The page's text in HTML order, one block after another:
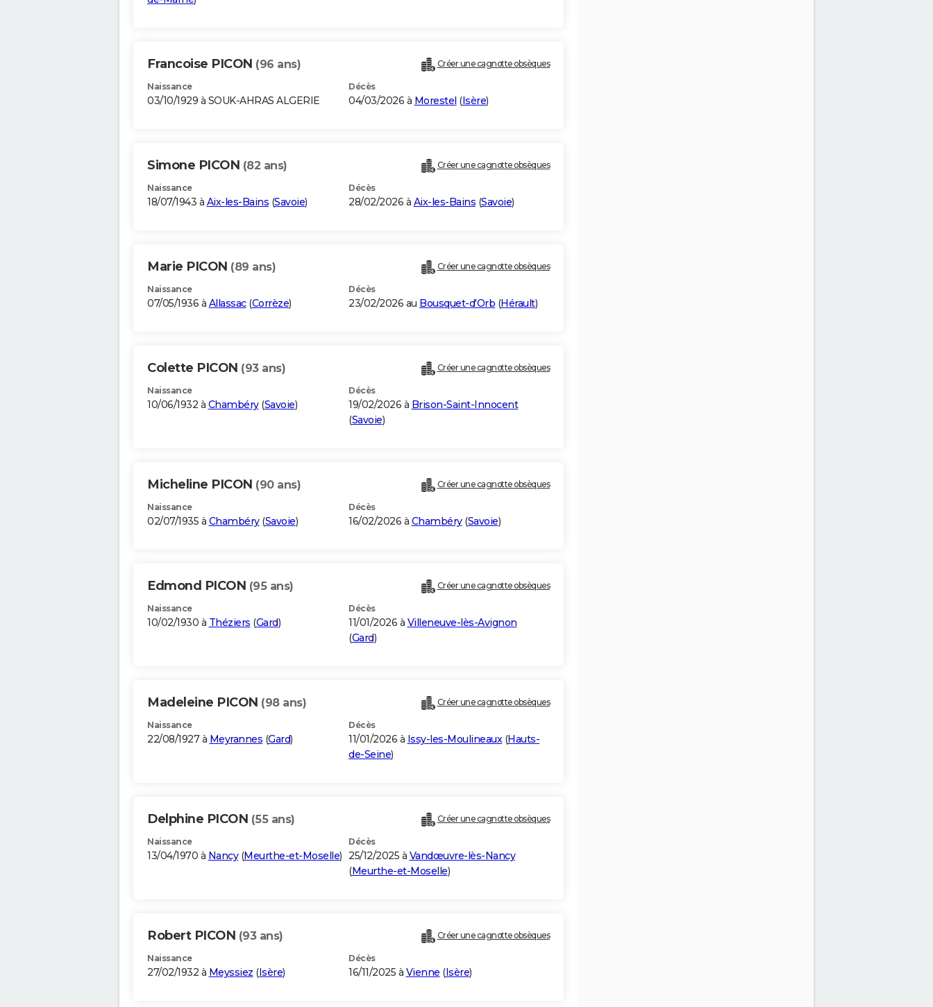
Francoise PICON (96 ans) Créer une cagnotte obsèques
Naissance
03/10/1929 à SOUK-AHRAS ALGERIE
Décès
04/03/2026 à Morestel (Isère)
Simone PICON (82 ans) Créer une cagnotte obsèques
Naissance
18/07/1943 à Aix-les-Bains (Savoie)
Décès
28/02/2026 à Aix-les-Bains (Savoie)
Marie PICON (89 ans) Créer une cagnotte obsèques
Naissance
07/05/1936 à Allassac(Corrèze)
Décès
23/02/2026 au Bousquet-d'Orb (Hérault)
Colette PICON (93 ans) Créer une cagnotte obsèques
Naissance
10/06/1932 à Chambéry(Savoie)
Décès
19/02/2026 à Brison-Saint-Innocent
(Savoie)
Micheline PICON (90 ans) Créer une cagnotte obsèques
Naissance
02/07/1935 à Chambéry(Savoie)
Décès
16/02/2026 à Chambéry(Savoie)
Edmond PICON (95 ans) Créer une cagnotte obsèques
Naissance
10/02/1930 à Théziers (Gard)
Décès
11/01/2026 à Villeneuve-lès-Avignon
(Gard)
Madeleine PICON (98 ans) Créer une cagnotte obsèques
Naissance
22/08/1927 à Meyrannes (Gard)
Décès
11/01/2026 à Issy-les-Moulineaux(Hauts-
de-Seine)
Delphine PICON (55 ans) Créer une cagnotte obsèques
Naissance
13/04/1970 à Nancy(Meurthe-et-Moselle)
Décès
25/12/2025 à Vandœuvre-lès-Nancy
(Meurthe-et-Moselle)
Robert PICON (93 ans) Créer une cagnotte obsèques
Naissance
27/02/1932 à Meyssiez (Isère)
Décès
16/11/2025 à Vienne (Isère)